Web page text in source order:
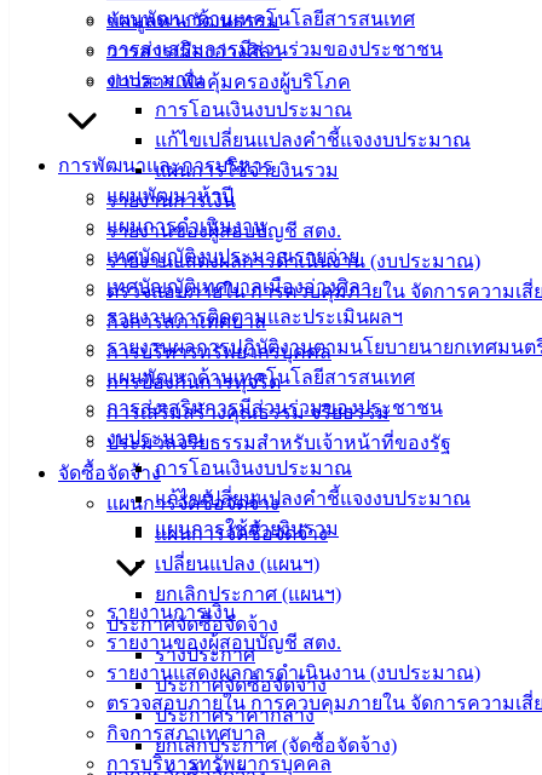
แผนพัฒนาด้านเทคโนโลยีสารสนเทศ
การส่งเสริมการมีส่วนร่วมของประชาชน
งบประมาณ
การโอนเงินงบประมาณ
แก้ไขเปลี่ยนแปลงคำชี้แจงงบประมาณ
แผนการใช้จ่ายงินรวม
รายงานการเงิน
รายงานของผู้สอบบัญชี สตง.
รายงานแสดงผลการดำเนินงาน (งบประมาณ)
ตรวจสอบภายใน การควบคุมภายใน จัดการความเสี่
กิจการสภาเทศบาล
การบริหารทรัพยากรบุคคล
การป้องกันการทุจริต
การเสริมสร้างคุณธรรม จริยธรรม
ประมวลจริยธรรมสำหรับเจ้าหน้าที่ของรัฐ
จัดซื้อจัดจ้าง
แผนการจัดซื้อจัดจ้าง
แผนการจัดซื้อจัดจ้าง
เปลี่ยนแปลง (แผนฯ)
ยกเลิกประกาศ (แผนฯ)
ประกาศจัดซื้อจัดจ้าง
ร่างประกาศ
ประกาศจัดซื้อจัดจ้าง
ประกาศราคากลาง
ยกเลิกประกาศ (จัดซื้อจัดจ้าง)
ข้อมูลทางวัฒนธรรม
วารสารเมืองอ่างศิลา
ข่าวสารเพื่อคุ้มครองผู้บริโภค
การพัฒนาและการบริหาร
แผนพัฒนาห้าปี
แผนการดำเนินงาน
เทศบัญญัติงบประมาณรายจ่าย
เทศบัญญัติเทศบาลเมืองอ่างศิลา
รายงานการติดตามและประเมินผลฯ
รายงานผลการปฏิบัติงานตามนโยบายนายกเทศมนต
แผนพัฒนาด้านเทคโนโลยีสารสนเทศ
การส่งเสริมการมีส่วนร่วมของประชาชน
งบประมาณ
การโอนเงินงบประมาณ
แก้ไขเปลี่ยนแปลงคำชี้แจงงบประมาณ
แผนการใช้จ่ายงินรวม
รายงานการเงิน
รายงานของผู้สอบบัญชี สตง.
รายงานแสดงผลการดำเนินงาน (งบประมาณ)
ตรวจสอบภายใน การควบคุมภายใน จัดการความเสี่
กิจการสภาเทศบาล
การบริหารทรัพยากรบุคคล
เมืองอ่าง
สำนักงาน